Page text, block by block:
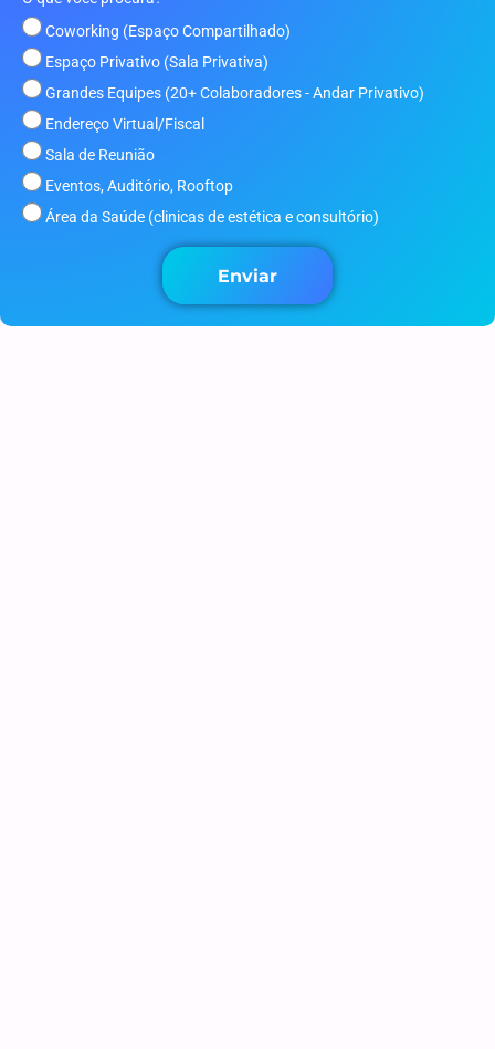
Coworking (Espaço Compartilhado)
Espaço Privativo (Sala Privativa)
Grandes Equipes (20+ Colaboradores - Andar Privativo)
Endereço Virtual/Fiscal
Sala de Reunião
Eventos, Auditório, Rooftop
Área da Saúde (clinicas de estética e consultório)
Enviar